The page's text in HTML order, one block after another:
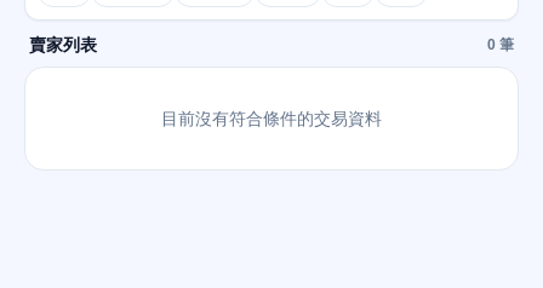
賣家列表 0 筆
目前沒有符合條件的交易資料